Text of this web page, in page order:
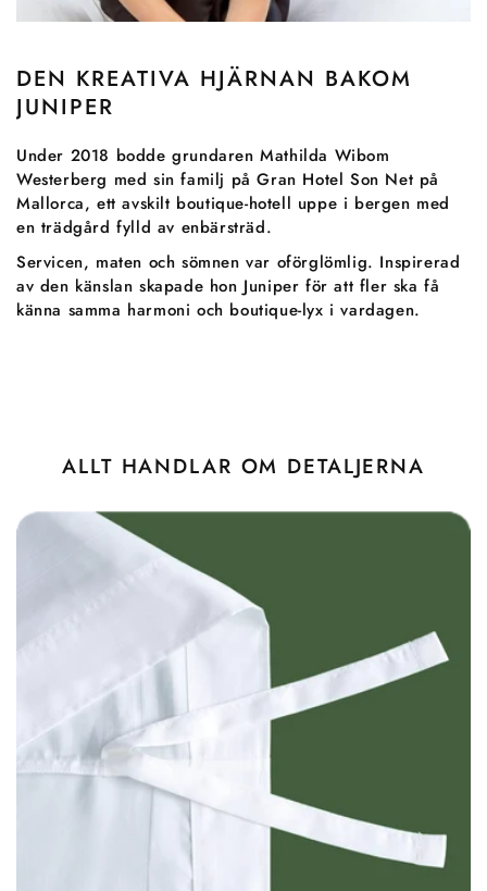
DEN KREATIVA HJÄRNAN BAKOM
JUNIPER
Under 2018 bodde grundaren Mathilda Wibom
Westerberg med sin familj på Gran Hotel Son Net på
Mallorca, ett avskilt boutique-hotell uppe i bergen med
en trädgård fylld av enbärsträd.
Servicen, maten och sömnen var oförglömlig. Inspirerad
av den känslan skapade hon Juniper för att fler ska få
känna samma harmoni och boutique-lyx i vardagen.
ALLT HANDLAR OM DETALJERNA